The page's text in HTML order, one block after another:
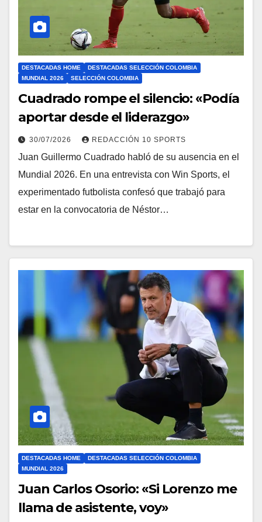
DESTACADAS HOME
DESTACADAS SELECCIÓN COLOMBIA
MUNDIAL 2026
SELECCIÓN COLOMBIA
Cuadrado rompe el silencio: «Podía
aportar desde el liderazgo»
30/07/2026 REDACCIÓN 10 SPORTS
Juan Guillermo Cuadrado habló de su ausencia en el
Mundial 2026. En una entrevista con Win Sports, el
experimentado futbolista confesó que trabajó para
estar en la convocatoria de Néstor…
DESTACADAS HOME
DESTACADAS SELECCIÓN COLOMBIA
MUNDIAL 2026
Juan Carlos Osorio: «Si Lorenzo me
llama de asistente, voy»